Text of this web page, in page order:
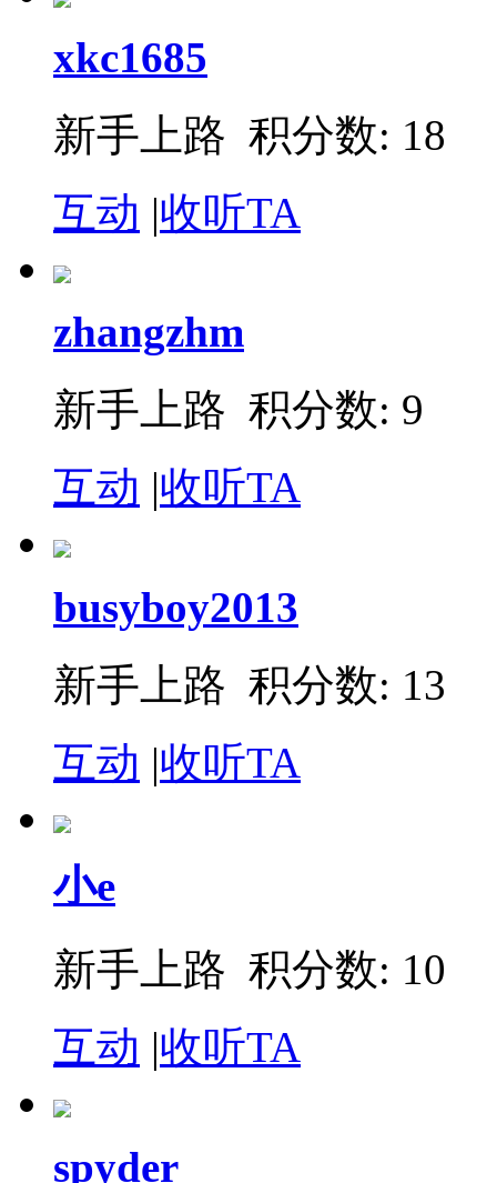
xkc1685
新手上路 积分数: 18
互动 |收听TA
zhangzhm
新手上路 积分数: 9
互动 |收听TA
busyboy2013
新手上路 积分数: 13
互动 |收听TA
小e
新手上路 积分数: 10
互动 |收听TA
spyder